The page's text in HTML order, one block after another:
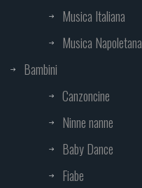
Musica Italiana
Musica Napoletana
Bambini
Canzoncine
Ninne nanne
Baby Dance
Fiabe